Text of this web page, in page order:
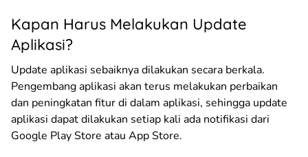
Kapan Harus Melakukan Update
Aplikasi?
Update aplikasi sebaiknya dilakukan secara berkala.
Pengembang aplikasi akan terus melakukan perbaikan
dan peningkatan fitur di dalam aplikasi, sehingga update
aplikasi dapat dilakukan setiap kali ada notifikasi dari
Google Play Store atau App Store.